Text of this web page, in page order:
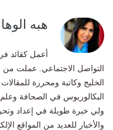
هبه
التواصل الاجتماعي. عملت من
الخليج وكاتبة ومحررة
البكالوريوس في الصحافة
ولي خبرة طويلة في إعداد
والأخبار للعديد من المواقع